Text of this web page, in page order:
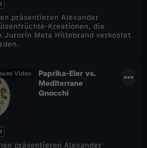
präsentieren Alexander
Kreationen, die
Jurorin Meta Hiltebrand verkostet
Video
Paprika-Eier vs.
Mediterrane
Gnocchi
präsentieren Alexander